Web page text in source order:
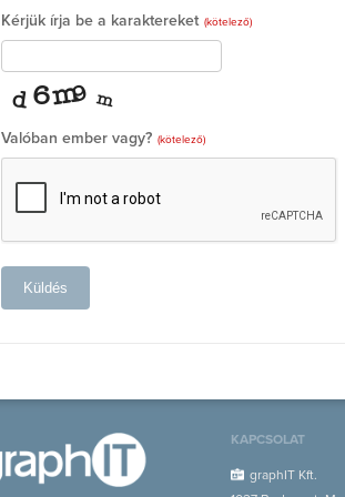
Kérjük írja be a karaktereket (kötelező)
Valóban ember vagy? (kötelező)
Küldés
KAPCSOLAT
graphIT Kft.